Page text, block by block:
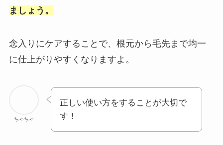
ましょう。
念入りにケアすることで、根元から毛先まで均一
に仕上がりやすくなりますよ。
ちゃちゃ
正しい使い方をすることが大切で
す！